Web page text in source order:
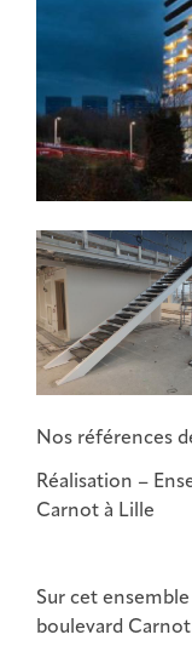
Nos références
Réalisation –
Carnot à Lille
Sur cet
boulevard